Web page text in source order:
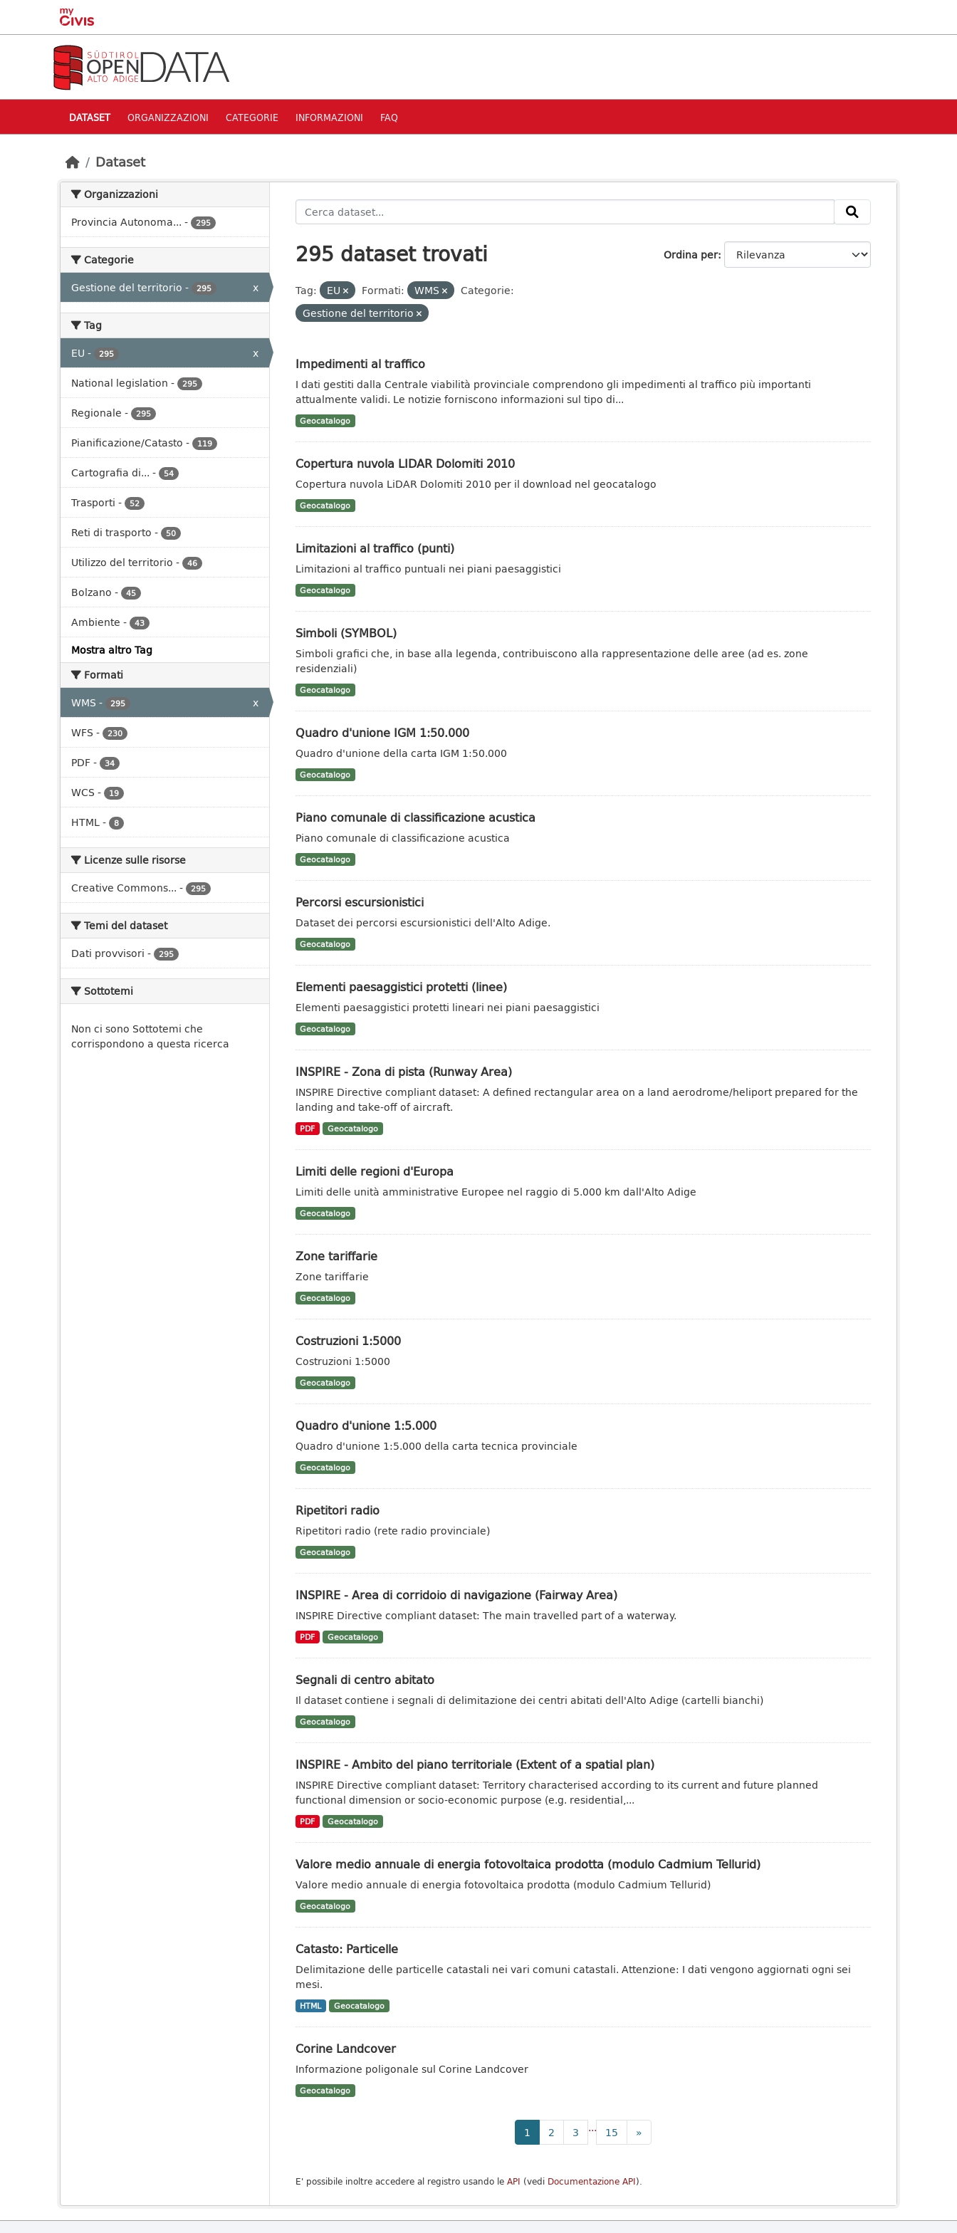
Skip to main content
DATASET ORGANIZZAZIONI CATEGORIE INFORMAZIONI FAQ
Dataset
Organizzazioni
Provincia Autonoma... - 295
Categorie
Gestione del territorio - 295 x
Tag
EU - 295
x
National legislation - 295
Regionale - 295
Pianificazione/Catasto - 119
Cartografia di... - 54
Trasporti - 52
Reti di trasporto - 50
Utilizzo del territorio - 46
Bolzano - 45
Ambiente - 43
Mostra altro Tag
Formati
WMS - 295
x
WFS - 230
PDF- 34
WCS - 19
HTML- 8
Licenze sulle risorse
Creative Commons... - 295
Temi del dataset
Dati provvisori - 295
Sottotemi
Non ci sono Sottotemi che
corrispondono a questa ricerca
Ordina per
295 dataset trovati
Tag: EU Formati: WMS
Categorie:
Gestione del territorio
Impedimenti al traffico
I dati gestiti dalla Centrale viabilità provinciale comprendono gli impedimenti al traffico più importanti
attualmente validi. Le notizie forniscono informazioni sul tipo di...
Geocatalogo
Copertura nuvola LIDAR Dolomiti 2010
Copertura nuvola LiDAR Dolomiti 2010 per il download nel geocatalogo
Geocatalogo
Limitazioni al traffico (punti)
Limitazioni al traffico puntuali nei piani paesaggistici
Geocatalogo
Simboli (SYMBOL)
Simboli grafici che, in base alla legenda, contribuiscono alla rappresentazione delle aree (ad es. zone
residenziali)
Geocatalogo
Quadro d'unione IGM 1:50.000
Quadro d'unione della carta IGM 1:50.000
Geocatalogo
Piano comunale di classificazione acustica
Piano comunale di classificazione acustica
Geocatalogo
Percorsi escursionistici
Dataset dei percorsi escursionistici dell'Alto Adige.
Geocatalogo
Elementi paesaggistici protetti (linee)
Elementi paesaggistici protetti lineari nei piani paesaggistici
Geocatalogo
INSPIRE - Zona di pista (Runway Area)
INSPIRE Directive compliant dataset: A defined rectangular area on a land aerodrome/heliport prepared for the
landing and take-off of aircraft.
PDF Geocatalogo
Limiti delle regioni d'Europa
Limiti delle unità amministrative Europee nel raggio di 5.000 km dall'Alto Adige
Geocatalogo
Zone tariffarie
Zone tariffarie
Geocatalogo
Costruzioni 1:5000
Costruzioni 1:5000
Geocatalogo
Quadro d'unione 1:5.000
Quadro d'unione 1:5.000 della carta tecnica provinciale
Geocatalogo
Ripetitori radio
Ripetitori radio (rete radio provinciale)
Geocatalogo
INSPIRE - Area di corridoio di navigazione (Fairway Area)
INSPIRE Directive compliant dataset: The main travelled part of a waterway.
PDF Geocatalogo
Segnali di centro abitato
Il dataset contiene i segnali di delimitazione dei centri abitati dell'Alto Adige (cartelli bianchi)
Geocatalogo
INSPIRE - Ambito del piano territoriale (Extent of a spatial plan)
INSPIRE Directive compliant dataset: Territory characterised according to its current and future planned
functional dimension or socio-economic purpose (e.g. residential,...
PDF Geocatalogo
Valore medio annuale di energia fotovoltaica prodotta (modulo Cadmium Tellurid)
Valore medio annuale di energia fotovoltaica prodotta (modulo Cadmium Tellurid)
Geocatalogo
Catasto: Particelle
Delimitazione delle particelle catastali nei vari comuni catastali. Attenzione: I dati vengono aggiornati ogni sei
mesi.
HTML Geocatalogo
Corine Landcover
Informazione poligonale sul Corine Landcover
Geocatalogo
1 2 3 ... 15 »
E' possibile inoltre accedere al registro usando le API (vedi Documentazione API).